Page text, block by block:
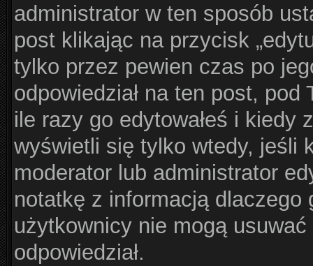
administrator w ten sposób
post klikając na przycisk
tylko przez pewien czas po
odpowiedział na ten post,
ile razy go edytowałeś i kiedy
wyświetli się tylko wtedy, jeśli
moderator lub administrator
notatkę z informacją
użytkownicy nie mogą
odpowiedział.